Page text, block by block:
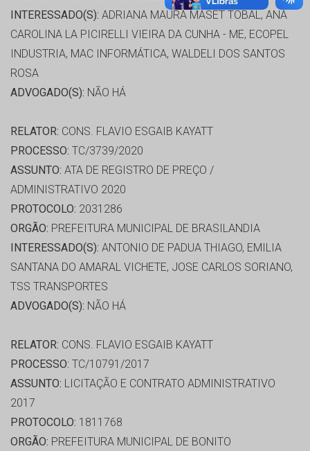
INTERESSADO(S): ADRIANA MAURA MASET TOBAL, ANA
CAROLINA LA PICIRELLI VIEIRA DA CUNHA - ME, ECOPEL
INDUSTRIA, MAC INFORMÁTICA, WALDELI DOS SANTOS
ROSA
ADVOGADO(S): NÃO HÁ
RELATOR: CONS. FLAVIO ESGAIB KAYATT
PROCESSO: TC/3739/2020
ASSUNTO: ATA DE REGISTRO DE PREÇO /
ADMINISTRATIVO 2020
PROTOCOLO: 2031286
ORGÃO: PREFEITURA MUNICIPAL DE BRASILANDIA
INTERESSADO(S): ANTONIO DE PADUA THIAGO, EMILIA
SANTANA DO AMARAL VICHETE, JOSE CARLOS SORIANO,
TSS TRANSPORTES
ADVOGADO(S): NÃO HÁ
RELATOR: CONS. FLAVIO ESGAIB KAYATT
PROCESSO: TC/10791/2017
ASSUNTO: LICITAÇÃO E CONTRATO ADMINISTRATIVO
2017
PROTOCOLO: 1811768
ORGÃO: PREFEITURA MUNICIPAL DE BONITO